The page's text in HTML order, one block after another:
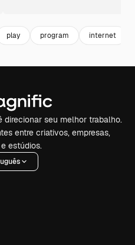
play program internet
seu melhor trabalho.
entre criativos, empresas,
estúdios.